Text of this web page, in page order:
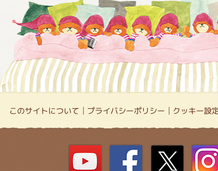
このサイトについて プライバシーポリシー クッキー設